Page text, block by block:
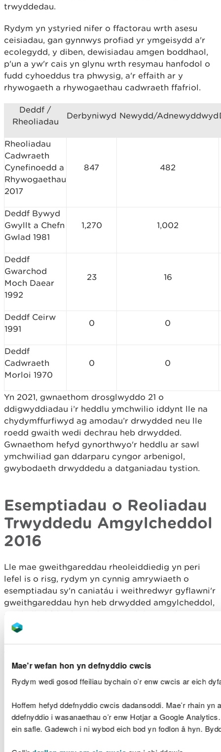
Mae'r wefan hon yn defnyddio cwcis
Rydym wedi gosod ffeiliau bychain o’r enw cwcis ar eich
Hoffem hefyd ddefnyddio cwcis dadansoddi. Mae’r rhain
ddefnyddio i wasanaethau o’r enw Hotjar a Google
ein safle. Gadewch i ni wybod eich bod yn fodlon â hyn.
trwyddedau.
Rydym yn ystyried nifer o ffactorau wrth asesu
ceisiadau, gan gynnwys profiad yr ymgeisydd a'r
ecolegydd, y diben, dewisiadau amgen boddhaol,
p'un a yw'r cais yn glynu wrth resymau hanfodol o
fudd cyhoeddus tra phwysig, a'r effaith ar y
rhywogaeth a rhywogaethau cadwraeth ffafriol.
Deddf /
Rheoliadau
Derbyniwyd Newydd/Adnewyddwyd
Rheoliadau
Cadwraeth
Cynefinoedd a
Rhywogaethau
2017
847 482
Deddf Bywyd
Gwyllt a Chefn
Gwlad 1981
1,270 1,002
Deddf
Gwarchod
Moch Daear
1992
23 16
Deddf Ceirw
1991
0 0
Deddf
Cadwraeth
Morloi 1970
0 0
Yn 2021, gwnaethom drosglwyddo 21 o
ddigwyddiadau i’r heddlu ymchwilio iddynt lle na
chydymffurfiwyd ag amodau’r drwydded neu lle
roedd gwaith wedi dechrau heb drwydded.
Gwnaethom hefyd gynorthwyo'r heddlu ar sawl
ymchwiliad gan ddarparu cyngor arbenigol,
gwybodaeth drwyddedu a datganiadau tystion.
Esemptiadau o Reoliadau
Trwyddedu Amgylcheddol
2016
Lle mae gweithgareddau rheoleiddiedig yn peri
lefel is o risg, rydym yn cynnig amrywiaeth o
esemptiadau sy'n caniatáu i weithredwyr gyflawni'r
gweithgareddau hyn heb drwydded amgylcheddol,
cyn belled â bod amodau penodol yn cael eu
bodloni. Fel arfer, bydd esemptiadau'n rhoi
Ar ddiwedd 2021, roedd mwy na 41,197 o
esemptiadau gwastraff wedi'u cofrestru yng
Cludwyr gwastraff,